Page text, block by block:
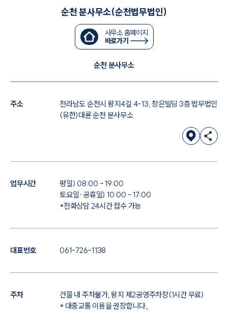
순천 분사무소(순천법무법인)
사무소 홈페이지
바로가기
순천 분사무소
주소
전라남도 순천시 왕지4길 4-13, 창은빌딩 3층 법무법인
(유한)대륜 순천 분사무소
업무시간
평일) 08:00 - 19:00
토요일·공휴일) 10:00 - 17:00
*전화상담 24시간 접수 가능
대표번호 061-726-1138
주차
건물 내 주차불가, 왕지 제2공영주차장(1시간 무료)
* 대중교통 이용을 권장합니다。